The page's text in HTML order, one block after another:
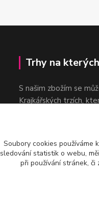
Trhy na
S našim zbožím se
Krajkářských trzích,
Soubory cookies používáme
sledování statistik o webu,
při používání stránek,